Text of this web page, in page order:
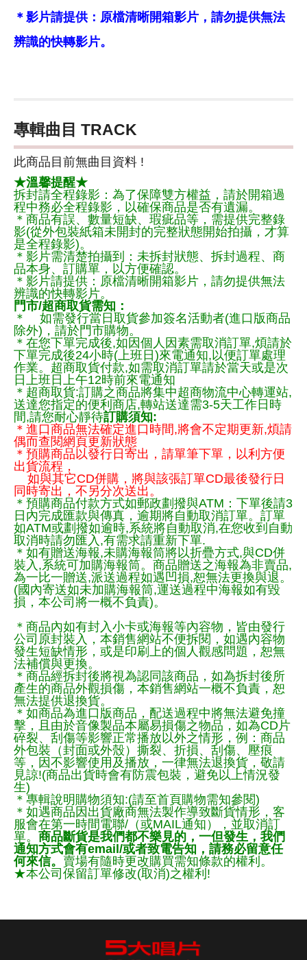
＊影片請提供：原檔清晰開箱影片，請勿提供無法
辨識的快轉影片。
專輯曲目 TRACK
此商品目前無曲目資料 !
★溫馨提醒★
拆封請全程錄影：為了保障雙方權益，請於開箱過
程中務必全程錄影，以確保商品是否有遺漏。
＊商品有誤、數量短缺、瑕疵品等，需提供完整錄
影(從外包裝紙箱未開封的完整狀態開始拍攝，才算
是全程錄影)。
＊影片需清楚拍攝到：未拆封狀態、拆封過程、商
品本身、訂購單，以方便確認。
＊影片請提供：原檔清晰開箱影片，請勿提供無法
辨識的快轉影片。
門市/超商取貨需知：
＊ 如需發行當日取貨參加簽名活動者(進口版商品
除外)，請於門市購物。
＊在您下單完成後,如因個人因素需取消訂單,煩請於
下單完成後24小時(上班日)來電通知,以便訂單處理
作業。超商取貨付款,如需取消訂單請於當天或是次
日上班日上午12時前來電通知
＊超商取貨:訂購之商品將集中超商物流中心轉運站,
送達您指定的便利商店,轉站送達需3-5天工作日時
間,請您耐心靜待訂購須知:
＊進口商品無法確定進口時間,將會不定期更新,煩請
偶而查閱網頁更新狀態
＊預購商品以發行日寄出，請單筆下單，以利方便
出貨流程，
如與其它CD併購，將與該張訂單CD最後發行日
同時寄出，不另分次送出。
＊預購商品付款方式如郵政劃撥與ATM：下單後請3
日內完成匯款與傳真，逾期將自動取消訂單。訂單
如ATM或劃撥如逾時,系統將自動取消,在您收到自動
取消時請勿匯入,有需求請重新下單.
＊如有贈送海報,未購海報筒將以折疊方式,與CD併
裝入,系統可加購海報筒。商品贈送之海報為非賣品,
為一比一贈送,派送過程如遇凹損,恕無法更換與退。
(國內寄送如未加購海報筒,運送過程中海報如有毀
損，本公司將一概不負責)。
＊商品內如有封入小卡或海報等內容物，皆由發行
公司原封裝入，本銷售網站不便拆閱，如遇內容物
發生短缺情形，或是印刷上的個人觀感問題，恕無
法補償與更換。
＊商品經拆封後將視為認同該商品，如為拆封後所
產生的商品外觀損傷，本銷售網站一概不負責，恕
無法提供退換貨。
＊如商品為進口版商品，配送過程中將無法避免撞
擊，且由於音像製品本屬易損傷之物品，如為CD片
碎裂、刮傷等影響正常播放以外之情形，例：商品
外包裝（封面或外殼）撕裂、折損、刮傷、壓痕
等，因不影響使用及播放，一律無法退換貨，敬請
見諒!(商品出貨時會有防震包裝，避免以上情況發
生)
＊專輯說明購物須知:(請至首頁購物需知參閱)
＊如遇商品因出貨廠商無法製作導致斷貨情形，客
服會在第一時間電聯/（或MAIL通知），並取消訂
單。 商品斷貨是我們都不樂見的，一但發生，我們
通知方式會有email/或者致電告知，請務必留意任
何來信。 賣場有隨時更改購買需知條款的權利。
★本公司保留訂單修改(取消)之權利!